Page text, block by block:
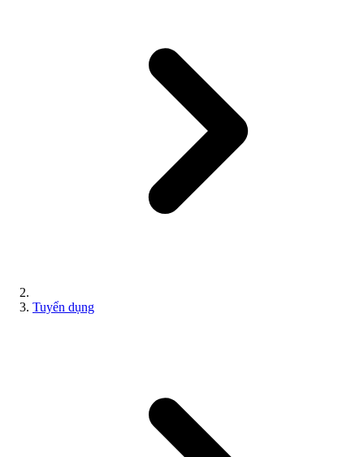
Tuyển dụng